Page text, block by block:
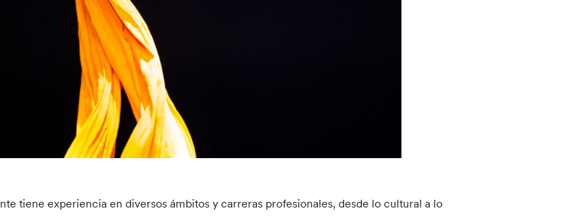
tiene experiencia en diversos ámbitos y carreras profesionales, desde lo cultural a lo